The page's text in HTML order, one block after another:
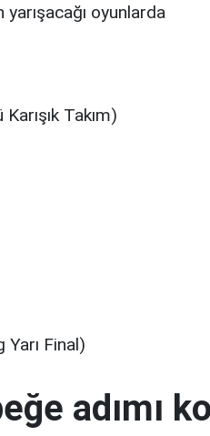
oyunlarda
Takım)
Yarı Final)
adımı